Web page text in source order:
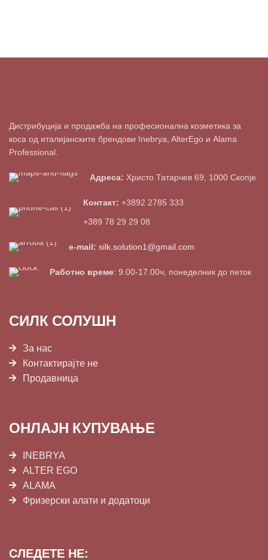
Дистрибуција и продажба на професионална козметика за
коса од италијанските брендови Inebrya, AlterEgo и Alama
Professional.
Адреса: Христо Татарчев 69, 1000 Скопје
Контакт: +3892 2785 333
+389 78 29 29 08
e-mail: silk.solution1@gmail.com
Работно време: 9.00-17.00ч, понеделник до петок
СИЛК СОЛУШН
За нас
Контактирајте не
Продавница
ОНЛАЈН КУПУВАЊЕ
INEBRYA
ALTER EGO
ALAMA
Фризерски алати и додатоци
СЛЕДЕТЕ НЕ: